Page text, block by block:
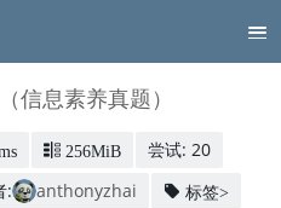
信息素养真题）
256MiB
尝试: 20
: anthonyzhai 标签>